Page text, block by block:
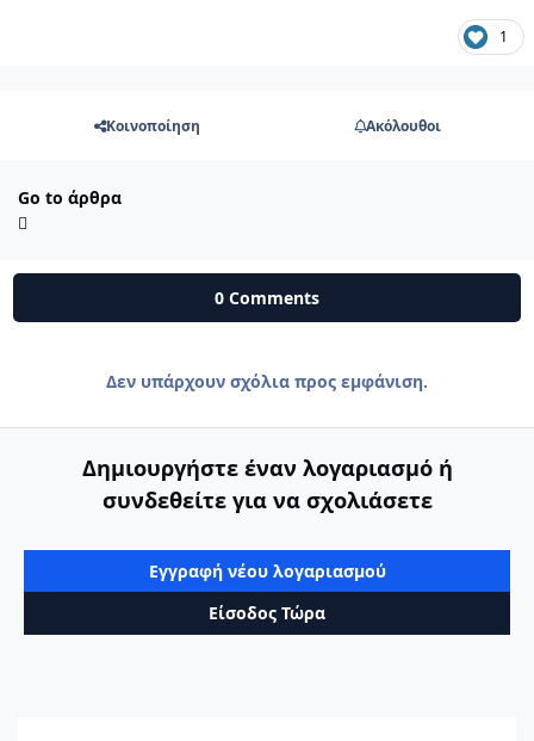
1
Κοινοποίηση Ακόλουθοι
Go to άρθρα
0 Comments
Δεν υπάρχουν σχόλια προς εμφάνιση.
Δημιουργήστε έναν λογαριασμό ή
συνδεθείτε για να σχολιάσετε
Εγγραφή νέου λογαριασμού
Είσοδος Τώρα